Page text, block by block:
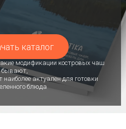
каталог
модификации костровых чаш
бывают,
наиболее актуален для готовки
блюда